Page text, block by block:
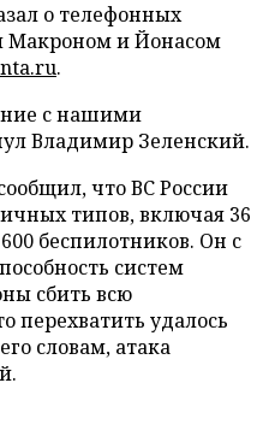
о телефонных
Макроном и Йонасом
.
с нашими
Владимир Зеленский.
что ВС России
типов, включая 36
беспилотников. Он с
систем
сбить всю
перехватить удалось
словам, атака